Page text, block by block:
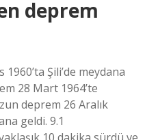
deprem
Şili’de meydana
28 Mart 1964’te
deprem 26 Aralık
geldi. 9.1